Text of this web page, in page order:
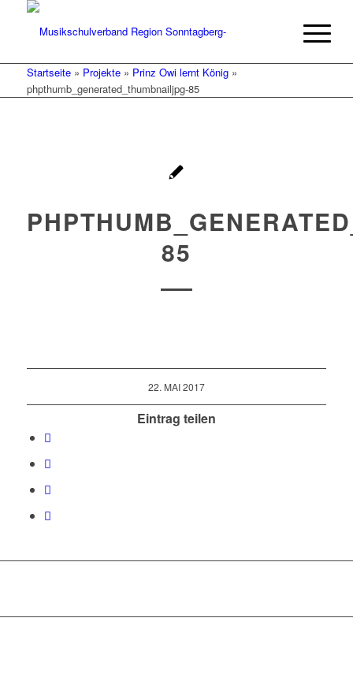
Startseite» Projekte» Prinz Owi lernt König»
phpthumb_generated_thumbnailjpg-85
85
22. MAI 2017
Eintrag teilen